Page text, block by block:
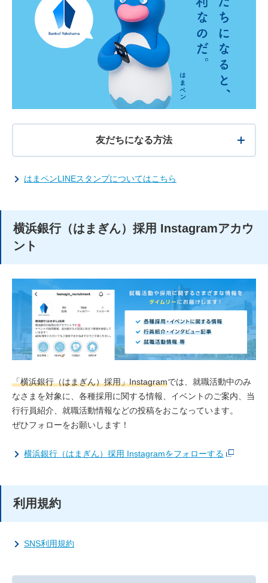
友だちになる方法
はまペンLINEスタンプについてはこちら
横浜銀行（はまぎん）採用 Instagramアカウ
ント
「横浜銀行（はまぎん）採用」Instagramでは、就職活動中のみ
なさまを対象に、各種採用に関する情報、イベントのご案内、当
行行員紹介、就職活動情報などの投稿をおこなっています。
ぜひフォローをお願いします！
横浜銀行（はまぎん）採用 Instagramをフォローする
利用規約
SNS利用規約